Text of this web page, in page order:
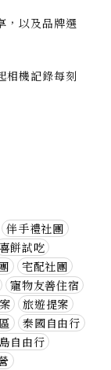
，以及品牌選
相機記錄每刻
伴手禮社團
喜餅試吃
宅配社團
寵物友善住宿
旅遊提案
泰國自由行
自由行